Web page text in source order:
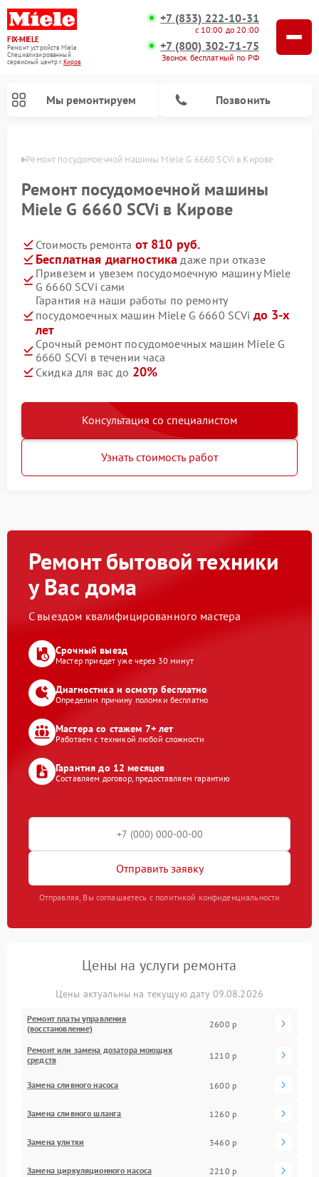
FIX-MIELE
Ремонт устройств Miele
Специализированный
cервисный центр г.Киров
+7 (833) 222-10-31
с 10:00 до 20:00
+7 (800) 302-71-75
Звонок бесплатный по РФ
Мы ремонтируем Позвонить
Ремонт посудомоечной машины Miele G 6660 SCVi в Кирове
Ремонт посудомоечной машины
Miele G 6660 SCVi в Кирове
Стоимость ремонта от 810 руб.
Бесплатная диагностика даже при отказе
Привезем и увезем посудомоечную машину Miele
G 6660 SCVi сами
Гарантия на наши работы по ремонту
посудомоечных машин Miele G 6660 SCVi до 3-х
лет
Срочный ремонт посудомоечных машин Miele G
6660 SCVi в течении часа
Скидка для вас до 20%
Консультация со специалистом
Узнать стоимость работ
Ремонт бытовой техники
у Вас дома
С выездом квалифицированного мастера
Срочный выезд
Мастер приедет уже через 30 минут
Диагностика и осмотр бесплатно
Определим причину поломки бесплатно
Мастера со стажем 7+ лет
Работаем с техникой любой сложности
Гарантия до 12 месяцев
Составляем договор, предоставляем гарантию
Отправить заявку
Отправляя, Вы соглашаетесь с политикой конфиденциальности
Цены на услуги ремонта
Цены актуальны на текущую дату 09.08.2026
Ремонт платы управления
(восстановление)
2600 р
Ремонт или замена дозатора моющих
средств
1210 р
Замена сливного насоса 1600 р
Замена сливного шланга 1260 р
Замена улитки 3460 р
Замена циркуляционного насоса 2210 р